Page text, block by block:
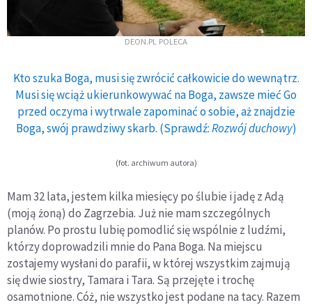
DEON.PL POLECA
Kto szuka Boga, musi się zwrócić całkowicie do wewnątrz.
Musi się wciąż ukierunkowywać na Boga, zawsze mieć Go
przed oczyma i wytrwale zapominać o sobie, aż znajdzie
Boga, swój prawdziwy skarb. (Sprawdź:Rozwój duchowy)
(fot. archiwum autora)
Mam 32 lata, jestem kilka miesięcy po ślubie i jadę z Adą
(moją żoną) do Zagrzebia. Już nie mam szczególnych
planów. Po prostu lubię pomodlić się wspólnie z ludźmi,
którzy doprowadzili mnie do Pana Boga. Na miejscu
zostajemy wysłani do parafii, w której wszystkim zajmują
się dwie siostry, Tamara i Tara. Są przejęte i trochę
osamotnione. Cóż, nie wszystko jest podane na tacy. Razem